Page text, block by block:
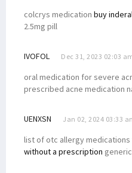
colcrys medication buy
2.5mg pill
IVOFOL Dec 31, 2023 02:03
oral medication for severe
prescribed acne medication
UENXSN Jan 02, 2024 03:33
list of otc allergy medications
without a prescription